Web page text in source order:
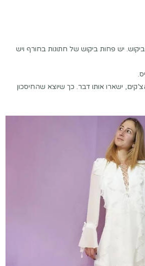
יש פחות ביקוש של חתונות בחורף ויש
ישארו אותו דבר. כך שיוצא שהחיסכון